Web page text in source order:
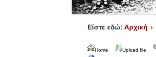
Είστε εδώ: Αρχική
Home Upload file